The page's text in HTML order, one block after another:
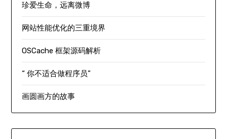
珍爱生命，远离微博
网站性能优化的三重境界
OSCache 框架源码解析
“ 你不适合做程序员”
画圆画方的故事